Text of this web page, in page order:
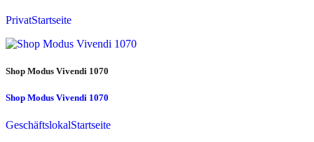
PrivatStartseite
Shop Modus Vivendi 1070
Shop Modus Vivendi 1070
GeschäftslokalStartseite